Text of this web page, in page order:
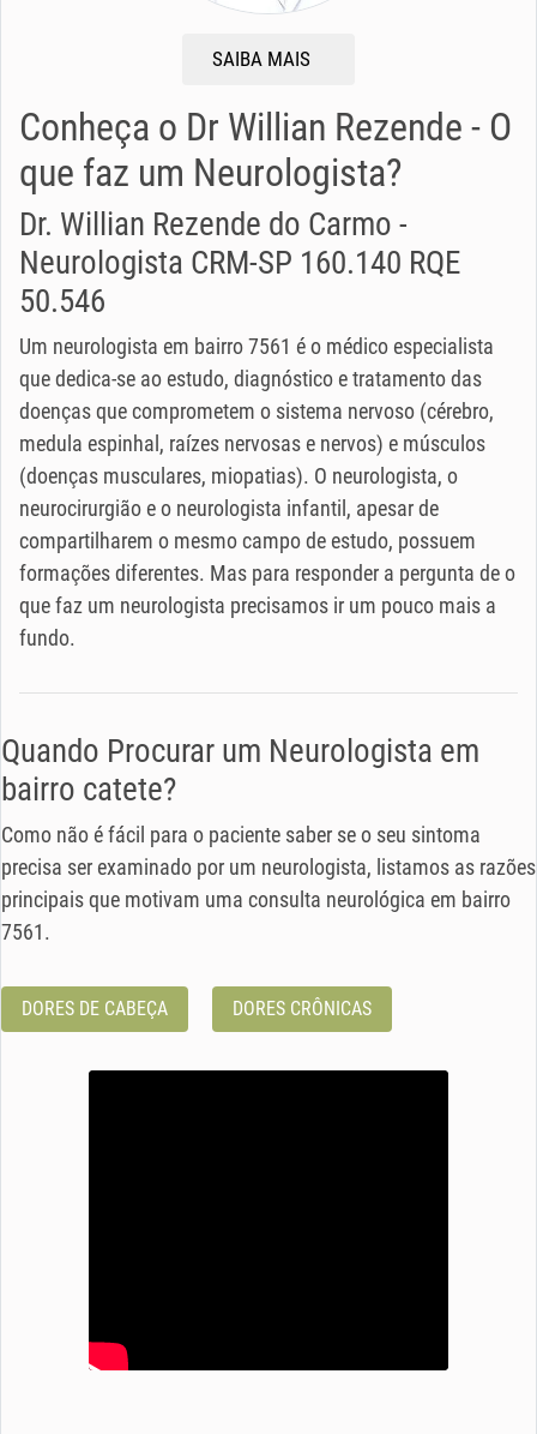
SAIBA MAIS
Conheça o Dr Willian Rezende - O
que faz um Neurologista?
Dr. Willian Rezende do Carmo -
Neurologista CRM-SP 160.140 RQE
50.546
Um neurologista em bairro 7561 é o médico especialista
que dedica-se ao estudo, diagnóstico e tratamento das
doenças que comprometem o sistema nervoso (cérebro,
medula espinhal, raízes nervosas e nervos) e músculos
(doenças musculares, miopatias). O neurologista, o
neurocirurgião e o neurologista infantil, apesar de
compartilharem o mesmo campo de estudo, possuem
formações diferentes. Mas para responder a pergunta de o
que faz um neurologista precisamos ir um pouco mais a
fundo.
Quando Procurar um Neurologista em
bairro catete?
Como não é fácil para o paciente saber se o seu sintoma
precisa ser examinado por um neurologista, listamos as razões
principais que motivam uma consulta neurológica em bairro
7561.
DORES DE CABEÇA DORES CRÔNICAS